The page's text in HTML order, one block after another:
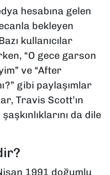
hesabına gelen
bekleyen
kullanıcılar
“O gece garson
ve “After
gibi paylaşımlar
Travis Scott’ın
da dile
1991 doğumlu